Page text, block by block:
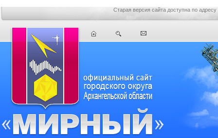
Старая версия сайта доступна по адресу